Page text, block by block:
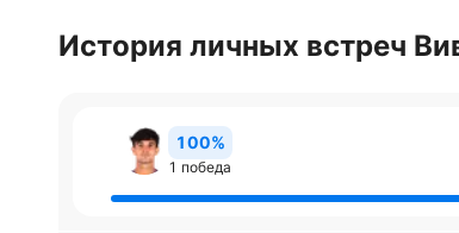
История личных встреч
100%
1 победа